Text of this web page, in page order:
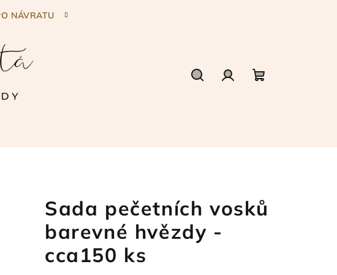
NÁVRATU
Sada pečetních vosků
barevné hvězdy -
cca150 ks